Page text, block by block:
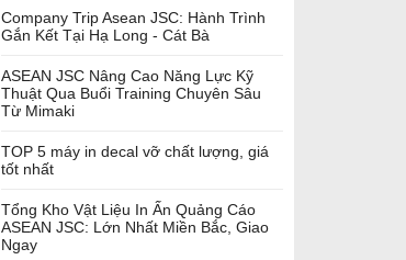
Company Trip Asean JSC: Hành Trình
Gắn Kết Tại Hạ Long - Cát Bà
ASEAN JSC Nâng Cao Năng Lực Kỹ
Thuật Qua Buổi Training Chuyên Sâu
Từ Mimaki
TOP 5 máy in decal vỡ chất lượng, giá
tốt nhất
Tổng Kho Vật Liệu In Ấn Quảng Cáo
ASEAN JSC: Lớn Nhất Miền Bắc, Giao
Ngay